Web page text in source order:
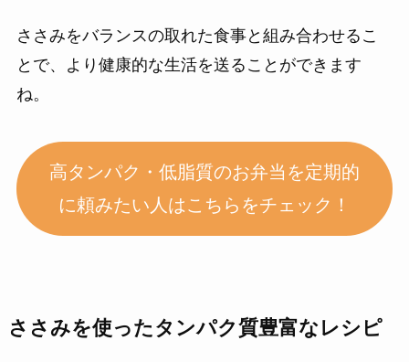
ささみをバランスの取れた食事と組み合わせるこ
とで、より健康的な生活を送ることができます
ね。
高タンパク・低脂質のお弁当を定期的
に頼みたい人はこちらをチェック！
ささみを使ったタンパク質豊富なレシピ